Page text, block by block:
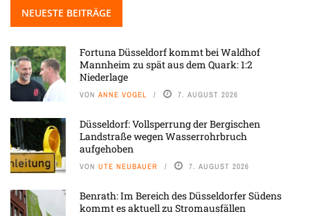
NEUESTE BEITRÄGE
Fortuna Düsseldorf kommt bei Waldhof
Mannheim zu spät aus dem Quark: 1:2
Niederlage
VON ANNE VOGEL 7. AUGUST 2026
Düsseldorf: Vollsperrung der Bergischen
Landstraße wegen Wasserrohrbruch
aufgehoben
VON UTE NEUBAUER 7. AUGUST 2026
Benrath: Im Bereich des Düsseldorfer Südens
kommt es aktuell zu Stromausfällen